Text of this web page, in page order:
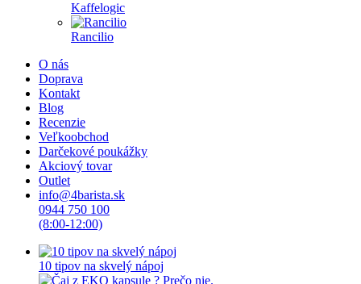
Kaffelogic
Rancilio
O nás
Doprava
Kontakt
Blog
Recenzie
Veľkoobchod
Darčekové poukážky
Akciový tovar
Outlet
info@4barista.sk
0944 750 100
(8:00-12:00)
10 tipov na skvelý nápoj